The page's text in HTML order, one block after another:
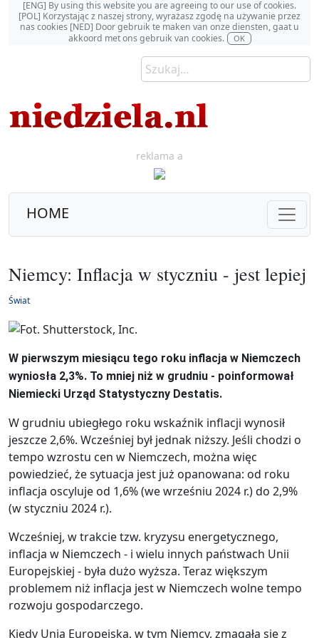
[ENG] By using this website you are agreeing to our use of cookies.
[POL] Korzystając z naszej strony, wyrażasz zgodę na używanie przez
nas cookies [NED] Door gebruik te maken van onze diensten, gaat u
akkoord met ons gebruik van cookies.
OK
reklama a
HOME
Niemcy: Inflacja w styczniu - jest lepiej
Świat
W pierwszym miesiącu tego roku inflacja w Niemczech
wyniosła 2,3%. To mniej niż w grudniu - poinformował
Niemiecki Urząd Statystyczny Destatis.
W grudniu ubiegłego roku wskaźnik inflacji wynosił
jeszcze 2,6%. Wcześniej był jednak niższy. Jeśli chodzi o
tempo wzrostu cen w Niemczech, można więc
powiedzieć, że sytuacja jest już opanowana: od roku
inflacja oscyluje od 1,6% (we wrześniu 2024 r.) do 2,9%
(w styczniu 2024 r.).
Wcześniej, w trakcie tzw. kryzysu energetycznego,
inflacja w Niemczech - i wielu innych państwach Unii
Europejskiej - była dużo wyższa. Teraz większym
problemem niż inflacja jest w Niemczech wolne tempo
rozwoju gospodarczego.
Kiedy Unia Europejska, w tym Niemcy, zmagała się z